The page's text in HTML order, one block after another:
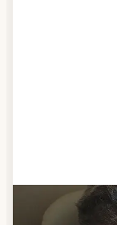
Schritt 3